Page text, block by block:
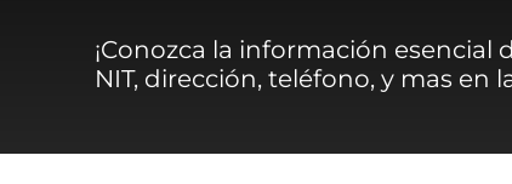
¡Conozca la información
NIT, dirección, teléfono, y mas en